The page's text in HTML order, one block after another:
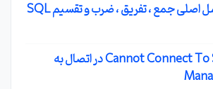
استفاده از چهار عمل اصلی جمع ، تفریق ، ضرب و تقسیم SQL
پیغام خطای Cannot Connect To SQL در اتصال به